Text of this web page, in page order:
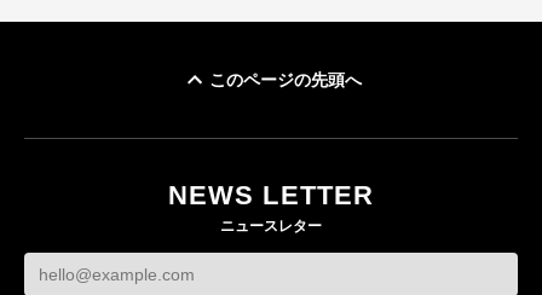
このページの先頭へ
NEWS LETTER
ニュースレター